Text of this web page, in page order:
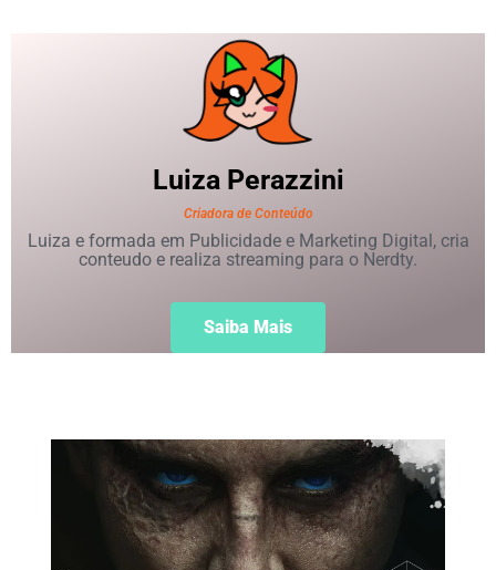
LuizaPerazzini
Criadora de Conteúdo
Luiza e formada em Publicidade e Marketing Digital, cria
conteudo e realiza streaming para o Nerdty.
Saiba Mais